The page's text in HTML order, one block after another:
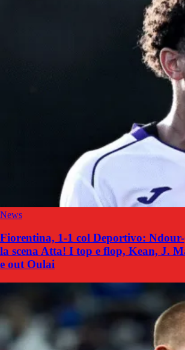
News
Fiorentina, 1-1 col Deportivo:
la scena Atta! I top e flop, Kean, J.
e out Oulai